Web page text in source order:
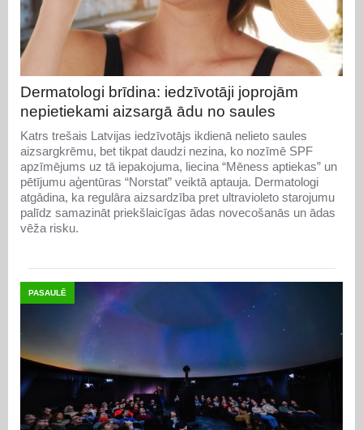
Dermatologi brīdina: iedzīvotāji joprojām
nepietiekami aizsargā ādu no saules
Katrs trešais Latvijas iedzīvotājs ikdienā nelieto saules
aizsargkrēmu, bet tikpat daudzi nezina, ko nozīmē SPF
apzīmējums uz tā iepakojuma, liecina “Mēness aptiekas” un
pētījumu aģentūras “Norstat” veiktā aptauja. Dermatologi
atgādina, ka regulāra aizsardzība pret ultravioleto starojumu
palīdz samazināt priekšlaicīgas ādas novecošanās un ādas
vēža risku.
PASAULĒ